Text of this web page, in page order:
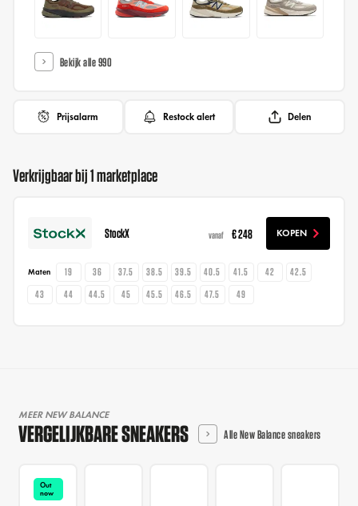
Bekijk alle 990
Prijsalarm Restock alert Delen
Verkrijgbaar bij 1 marketplace
StockX vanaf € 248 KOPEN
Maten 19 36 37.5 38.5 39.5 40.5 41.5 42
42.5
43
44 44.5 45 45.5 46.5 47.5 49
MEER NEW BALANCE
VERGELIJKBARE SNEAKERS Alle New Balance sneakers
Out
now